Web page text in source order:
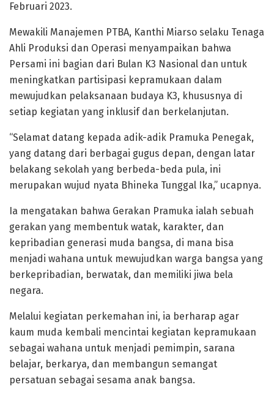
Februari 2023.
Mewakili Manajemen PTBA, Kanthi Miarso selaku Tenaga
Ahli Produksi dan Operasi menyampaikan bahwa
Persami ini bagian dari Bulan K3 Nasional dan untuk
meningkatkan partisipasi kepramukaan dalam
mewujudkan pelaksanaan budaya K3, khususnya di
setiap kegiatan yang inklusif dan berkelanjutan.
“Selamat datang kepada adik-adik Pramuka Penegak,
yang datang dari berbagai gugus depan, dengan latar
belakang sekolah yang berbeda-beda pula, ini
merupakan wujud nyata Bhineka Tunggal Ika,” ucapnya.
Ia mengatakan bahwa Gerakan Pramuka ialah sebuah
gerakan yang membentuk watak, karakter, dan
kepribadian generasi muda bangsa, di mana bisa
menjadi wahana untuk mewujudkan warga bangsa yang
berkepribadian, berwatak, dan memiliki jiwa bela
negara.
Melalui kegiatan perkemahan ini, ia berharap agar
kaum muda kembali mencintai kegiatan kepramukaan
sebagai wahana untuk menjadi pemimpin, sarana
belajar, berkarya, dan membangun semangat
persatuan sebagai sesama anak bangsa.